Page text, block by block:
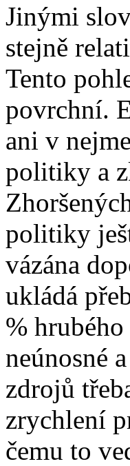
Jinými
stejně
Tento
povrchní.
ani v
politiky a
politiky
vázána
ukládá
%
neúnosné
zdrojů
zrychlení
čemu to